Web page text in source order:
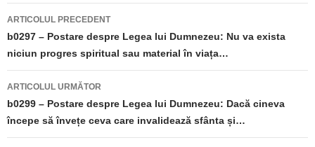
Navigare
în
articole
ARTICOLUL PRECEDENT
b0297 – Postare despre Legea lui Dumnezeu: Nu va exista
niciun progres spiritual sau material în viața…
ARTICOLUL URMĂTOR
b0299 – Postare despre Legea lui Dumnezeu: Dacă cineva
începe să învețe ceva care invalidează sfânta și…